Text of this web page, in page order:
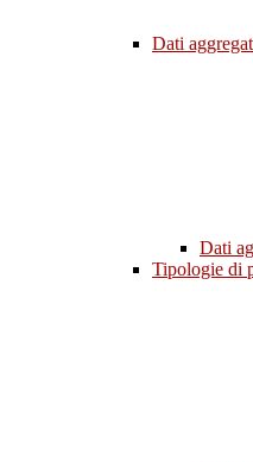
Dati
Dati
Tipologie di